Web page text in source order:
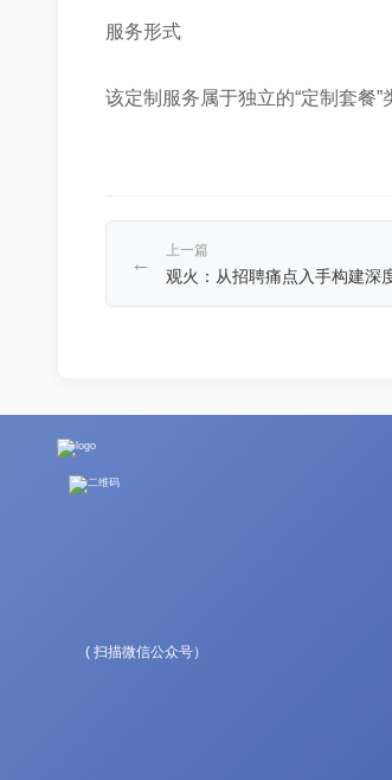
‌服务形式‌
该定制服务属于独立的“定制套餐
←
上一篇
观火：从招聘痛点入手构建深
( 扫描微信公众号）